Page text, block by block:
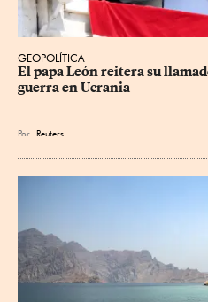
GEOPOLÍTICA
El papa León reitera su
guerra en Ucrania
Por Reuters